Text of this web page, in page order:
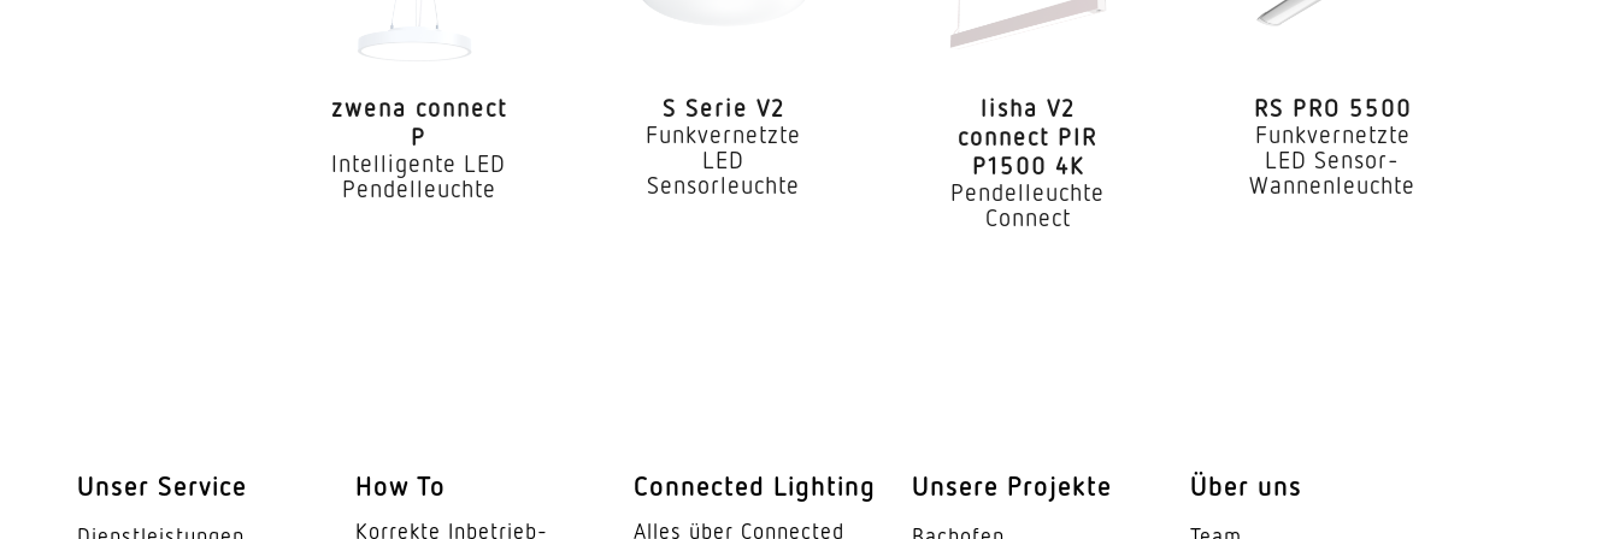
Mit Lichtsensor
Ja
Dimmung DALI
Ja
LED Nennstrom
350 mA
C10: 21x, C13: 21x, C16: 35x, C20: 33x,
Geeignet für Lichtbandkonfiguration
Ja
zwena connect
P
Intelligente LED
Pendelleuchte
S Serie V2
Funkvernetzte
LED
Sensorleuchte
lisha V2
connect PIR
P1500 4K
Pendelleuchte
Connect
RS PRO 5500
Funkvernetzte
LED Sensor-
Wannenleuchte
Unser Service How To
Korrekte Inbe­trieb­
Connected Lighting
Alles über Connected
Unsere Projekte Über uns